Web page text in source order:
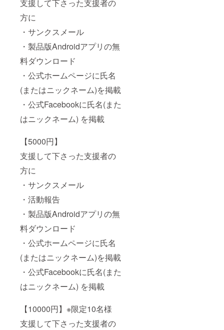
支援して下さった支援者の
方に
・サンクスメール
・製品版Androidアプリの無
料ダウンロード
・公式ホームページに氏名
(またはニックネーム)を掲載
・公式Facebookに氏名(また
はニックネーム) を掲載
【5000円】
支援して下さった支援者の
方に
・サンクスメール
・活動報告
・製品版Androidアプリの無
料ダウンロード
・公式ホームページに氏名
(またはニックネーム)を掲載
・公式Facebookに氏名(また
はニックネーム) を掲載
【10000円】※限定10名様
支援して下さった支援者の